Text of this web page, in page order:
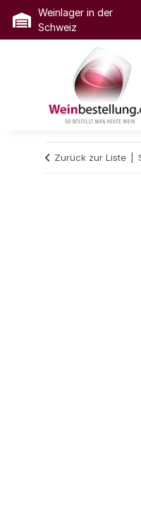
Weinlager in der
Schweiz
Zurück zur Liste